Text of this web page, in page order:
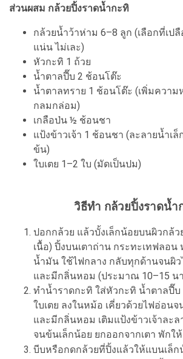
ส่วนผสม กล้วยปิ้งราดน้ำกะทิ
กล้วยน้ำว้าห่าม 6–8 ลูก (เลือกที่เปลื
แน่น ไม่เละ)
หัวกะทิ 1 ถ้วย
น้ำตาลปี๊บ 2 ช้อนโต๊ะ
น้ำตาลทราย 1 ช้อนโต๊ะ (เพิ่มควา
กลมกล่อม)
เกลือป่น ½ ช้อนชา
แป้งข้าวเจ้า 1 ช้อนชา (ละลายน้ำเ
ข้น)
ใบเตย 1–2 ใบ (มัดเป็นปม)
วิธีทำ กล้วยปิ้งราดน้ำ
ปอกกล้วย แล้วบั้งเล็กน้อยบนผิวกล้ว
เนื้อ) ปิ้งบนเตาถ่าน กระทะเทฟลอ
น้ำมัน ใช้ไฟกลาง กลับทุกด้านจนผิว
และมีกลิ่นหอม (ประมาณ 10–15 น
ทำน้ำราดกะทิ ใส่หัวกะทิ น้ำตาลปี๊บ
ใบเตย ลงในหม้อ เคี่ยวด้วยไฟอ่อน
และมีกลิ่นหอม เติมแป้งข้าวเจ้าละ
จนข้นเล็กน้อย ยกออกจากเตา พักใ
บีบหรือกดกล้วยที่ปิ้งแล้วให้แบนเล็